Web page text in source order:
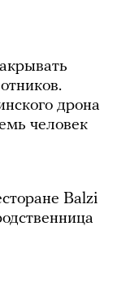
дрона
человек
Balzi